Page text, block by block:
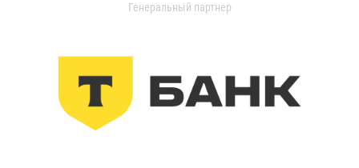
Генеральный партнер